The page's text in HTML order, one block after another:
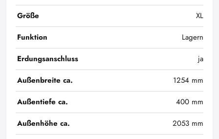
Größe
XL
Funktion
Lagern
Erdungsanschluss
ja
Außenbreite ca.
1254 mm
Außentiefe ca.
400 mm
Außenhöhe ca.
2053 mm